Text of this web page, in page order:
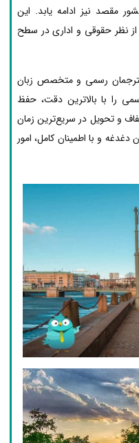
مقصد نیز ادامه یابد. این
نظر حقوقی و اداری در سطح
مترجمان رسمی و متخصص زبان
را با بالاترین دقت، حفظ
و تحویل در سریع‌ترین زمان
دغدغه و با اطمینان کامل، امور